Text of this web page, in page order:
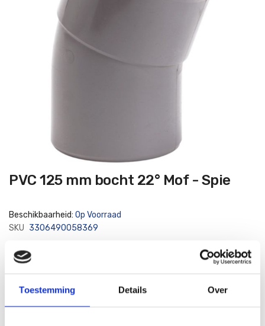
Toestemming Details Over
Ga
naar
de
afbeeldingen-
gallerij
PVC 125 mm bocht 22° Mof - Spie
Beschikbaarheid: Op Voorraad
SKU 3306490058369
PVC bocht 22 graden met 2 zijdig een lijmmof. Kleur grijs
Verkrijgbaar in diverse diameters. Selecteer een optie in de lijst.
8